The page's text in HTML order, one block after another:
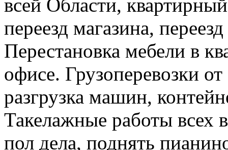
всей Области,
переезд магазина,
Перестановка мебели в
офисе. Грузоперевозки
разгрузка машин,
Такелажные работы всех
пол дела, поднять